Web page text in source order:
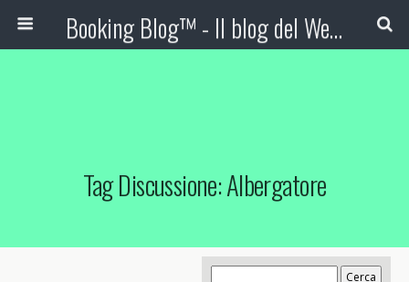
Booking Blog™ - Il blog del Web Marketing Turistico
Tag Discussione: Albergatore